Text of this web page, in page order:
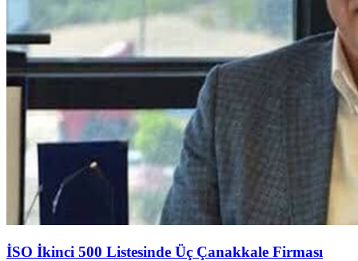
İSO İkinci 500 Listesinde Üç Çanakkale Firması